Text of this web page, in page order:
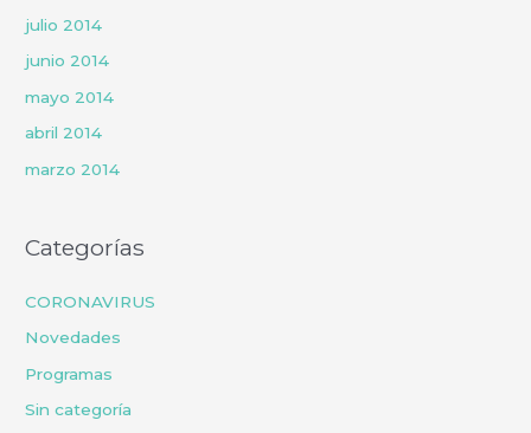
julio 2014
junio 2014
mayo 2014
abril 2014
marzo 2014
Categorías
CORONAVIRUS
Novedades
Programas
Sin categoría